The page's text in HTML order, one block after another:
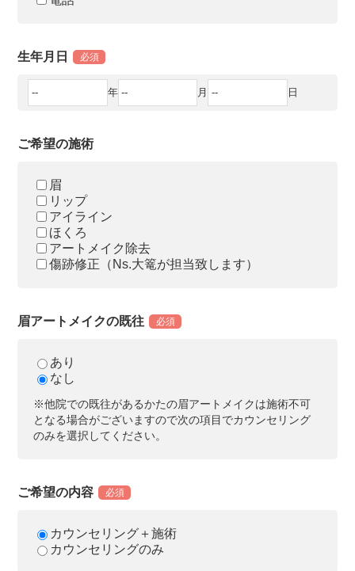
生年月日 必須
年 月 日
ご希望の施術
眉
リップ
アイライン
ほくろ
アートメイク除去
傷跡修正（Ns.大篭が担当致します）
眉アートメイクの既往 必須
あり
なし
※他院での既往があるかたの眉アートメイクは施術不可
となる場合がございますので次の項目でカウンセリング
のみを選択してください。
ご希望の内容 必須
カウンセリング＋施術
カウンセリングのみ